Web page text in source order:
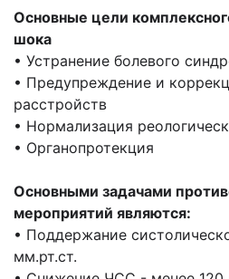
Основные цели
шока
• Устранение болевого
• Предупреждение и
расстройств
• Нормализация
• Органопротекция
Основными задачами
мероприятий являются:
• Поддержание
мм.рт.ст.